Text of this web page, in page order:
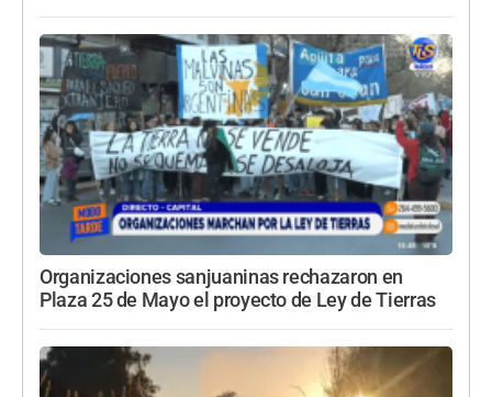
Organizaciones sanjuaninas rechazaron en
Plaza 25 de Mayo el proyecto de Ley de Tierras